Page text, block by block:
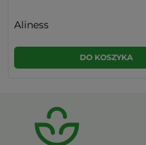
Aliness
DO KOSZYKA